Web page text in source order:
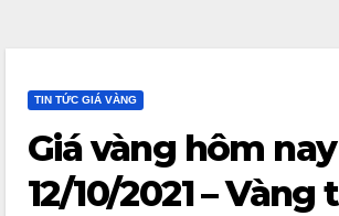
TIN TỨC GIÁ VÀNG
Giá vàng hôm nay
12/10/2021 –